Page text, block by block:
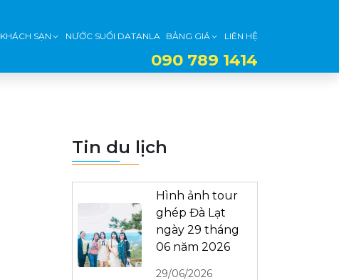
KHÁCH SẠN NƯỚC SUỐI DATANLA BẢNG GIÁ LIÊN HỆ
090 789 1414
Tin du lịch
Hình ảnh tour
ghép Đà Lạt
ngày 29 tháng
06 năm 2026
29/06/2026